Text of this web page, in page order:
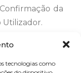
tecnologias como
da
mesmos se